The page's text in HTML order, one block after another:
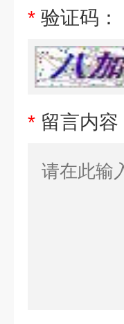
* 验证码：
* 留言内容